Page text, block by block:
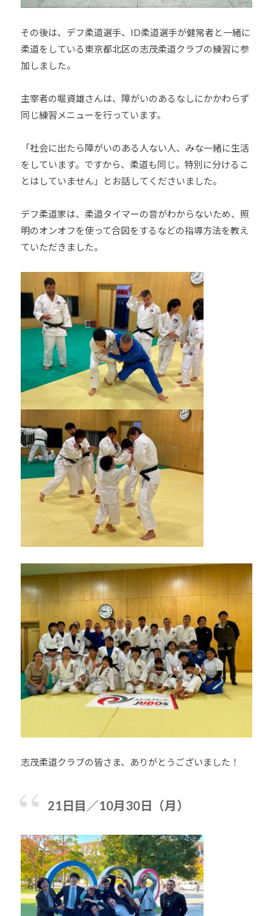
その後は、デフ柔道選手、ID柔道選手が健常者と一緒に
柔道をしている東京都北区の志茂柔道クラブの練習に参
加しました。
主宰者の堀資雄さんは、障がいのあるなしにかかわらず
同じ練習メニューを行っています。
「社会に出たら障がいのある人ない人、みな一緒に生活
をしています。ですから、柔道も同じ。特別に分けるこ
とはしていません」とお話してくださいました。
デフ柔道家は、柔道タイマーの音がわからないため、照
明のオンオフを使って合図をするなどの指導方法を教え
ていただきました。
志茂柔道クラブの皆さま、ありがとうございました！
21日目／10月30日（月）